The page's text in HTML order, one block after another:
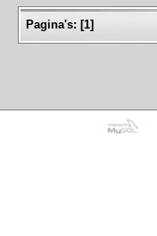
Pagina's: [1]